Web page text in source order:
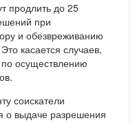
продлить до 25
при
и обезвреживанию
касается случаев,
осуществлению
соискатели
о выдаче разрешения